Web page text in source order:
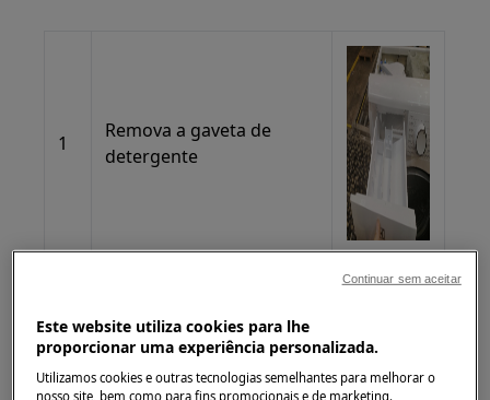
1
Remova a gaveta de
detergente
2
desmonte a mola externa
do fole
Este website utiliza cookies para lhe
proporcionar uma experiência personalizada.
Utilizamos cookies e outras tecnologias semelhantes para melhorar o
nosso site, bem como para fins promocionais e de marketing.
Continuar sem aceitar